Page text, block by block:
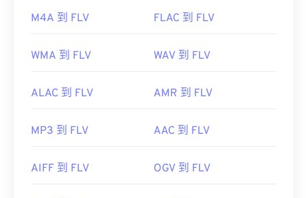
M4A 到 FLV FLAC 到 FLV
WMA 到 FLV WAV 到 FLV
ALAC 到 FLV AMR 到 FLV
MP3 到 FLV AAC 到 FLV
AIFF 到 FLV OGV 到 FLV